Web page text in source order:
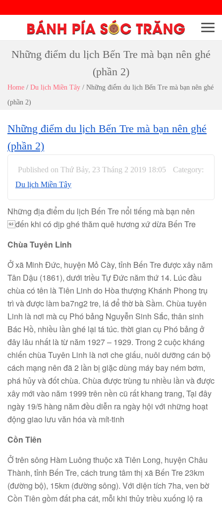
Menu
Những điểm du lịch Bến Tre mà bạn nên ghé
(phần 2)
Home / Du lịch Miền Tây / Những điểm du lịch Bến Tre mà bạn nên ghé
(phần 2)
Những điểm du lịch Bến Tre mà bạn nên ghé
(phần 2)
Published on Thứ Bảy, 23 Tháng 2 2019 18:05
Category:
Du lịch Miền Tây
Những địa điểm du lịch Bến Tre nổi tiếng mà bạn nên
đến khi có dịp ghé thăm quê hương xứ dừa Bến Tre
Chùa Tuyên Linh
Ở xã Minh Đức, huyện Mỏ Cày, tỉnh Bến Tre được xây năm
Tân Dậu (1861), dưới triều Tự Đức năm thứ 14. Lúc đầu
chùa có tên là Tiên Linh do Hòa thượng Khánh Phong trụ
trì và được làm ba7ng2 tre, lá để thờ bà Sầm. Chùa tuyên
Linh là nơi mà cụ Phó bảng Nguyễn Sinh Sắc, thân sinh
Bác Hồ, nhiều lần ghé lại tá túc. thời gian cụ Phó bảng ở
đây lâu nhất là từ năm 1927 – 1929. Trong 2 cuộc kháng
chiến chùa Tuyên Linh là nơi che giấu, nuôi dưỡng cán bộ
cách mạng nên đã 2 lần bị giặc dùng máy bay ném bơm,
phá hủy và đốt chùa. Chùa được trùng tu nhiều lần và được
xây mới vào năm 1999 trên nền cũ rất khang trang, Tại đây
ngày 19/5 hàng năm đều diễn ra ngày hội với những hoạt
động giao lưu văn hóa và mít-tinh
Cồn Tiên
Ở trên sông Hàm Luông thuộc xã Tiên Long, huyện Châu
Thành, tỉnh Bến Tre, cách trung tâm thị xã Bến Tre 23km
(đường bộ), 15km (đường sông). Với diện tích 7ha, ven bờ
Cồn Tiên gồm đất pha cát, mỗi khi thủy triều xuống lộ ra